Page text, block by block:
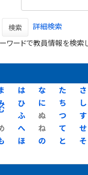
検索
詳細検索
ワードで教員情報を検索し
さ
し
す
せ
そ
た
ち
つ
て
と
な
に
ぬ
ね
の
は
ひ
ふ
へ
ほ